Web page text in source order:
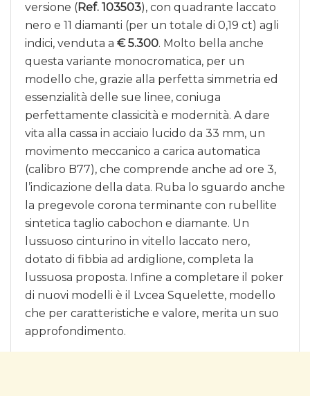
versione (Ref. 103503), con quadrante laccato
nero e 11 diamanti (per un totale di 0,19 ct) agli
indici, venduta a € 5.300. Molto bella anche
questa variante monocromatica, per un
modello che, grazie alla perfetta simmetria ed
essenzialità delle sue linee, coniuga
perfettamente classicità e modernità. A dare
vita alla cassa in acciaio lucido da 33 mm, un
movimento meccanico a carica automatica
(calibro B77), che comprende anche ad ore 3,
l’indicazione della data. Ruba lo sguardo anche
la pregevole corona terminante con rubellite
sintetica taglio cabochon e diamante. Un
lussuoso cinturino in vitello laccato nero,
dotato di fibbia ad ardiglione, completa la
lussuosa proposta. Infine a completare il poker
di nuovi modelli è il Lvcea Squelette, modello
che per caratteristiche e valore, merita un suo
approfondimento.